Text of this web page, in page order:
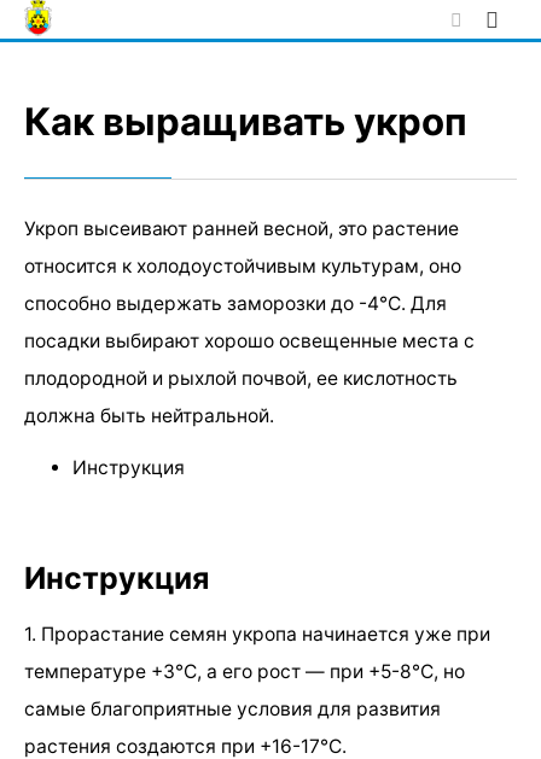
Skip
to
Как выращивать укроп
Укроп высеивают ранней весной, это растение
относится к холодоустойчивым культурам, оно
способно выдержать заморозки до -4°С. Для
посадки выбирают хорошо освещенные места с
плодородной и рыхлой почвой, ее кислотность
должна быть нейтральной.
Инструкция
Инструкция
1. Прорастание семян укропа начинается уже при
температуре +3°С, а его рост — при +5-8°С, но
самые благоприятные условия для развития
растения создаются при +16-17°С.